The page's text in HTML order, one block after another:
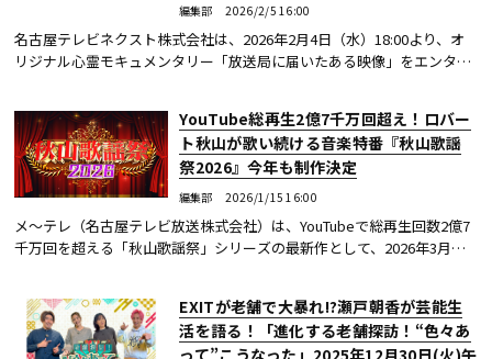
編集部 2026/2/5 16:00
名古屋テレビネクスト株式会社は、2026年2月4日（水）18:00より、オ
リジナル心霊モキュメンタリー「放送局に届いたある映像」をエンタメ
YouTube総再生2億7千万回超え！ロバー
ト秋山が歌い続ける音楽特番『秋山歌謡
祭2026』今年も制作決定
編集部 2026/1/15 16:00
メ〜テレ（名古屋テレビ放送株式会社）は、YouTubeで総再生回数2億7
千万回を超える「秋山歌謡祭」シリーズの最新作として、2026年3月に
EXITが老舗で大暴れ!?瀬戸朝香が芸能生
活を語る！「進化する老舗探訪！“色々あ
って”こうなった」2025年12月30日(火)午